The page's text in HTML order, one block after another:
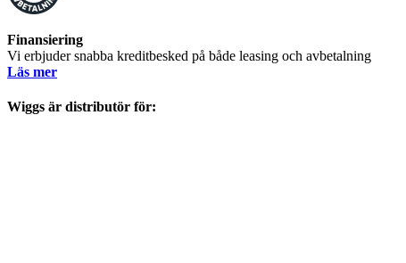
Finansiering
Vi erbjuder snabba kreditbesked på både leasing och avbetalning
Läs mer
Wiggs är distributör för: